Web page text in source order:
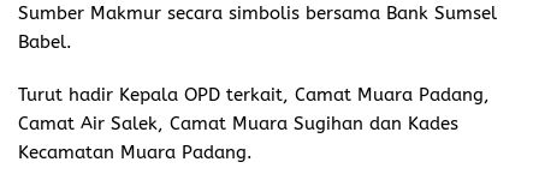
Sumber Makmur secara simbolis bersama Bank Sumsel
Babel.
Turut hadir Kepala OPD terkait, Camat Muara Padang,
Camat Air Salek, Camat Muara Sugihan dan Kades
Kecamatan Muara Padang.